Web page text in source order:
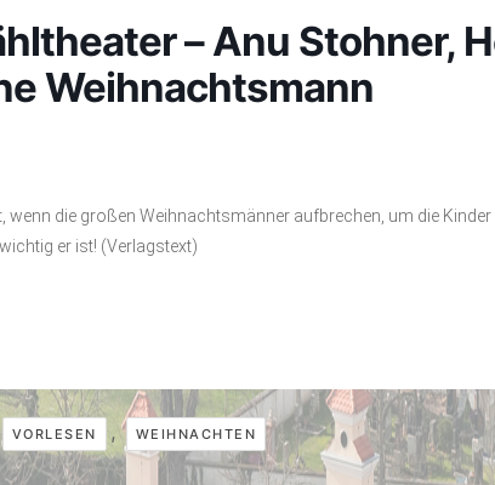
– Anu Stohner,
Weihnachtsmann
wenn die großen Weihnachtsmänner aufbrechen, um die Kinder
er ist! (Verlagstext)
VORLESEN , WEIHNACHTEN